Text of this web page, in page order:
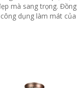
mà sang trọng.
dụng làm mát của